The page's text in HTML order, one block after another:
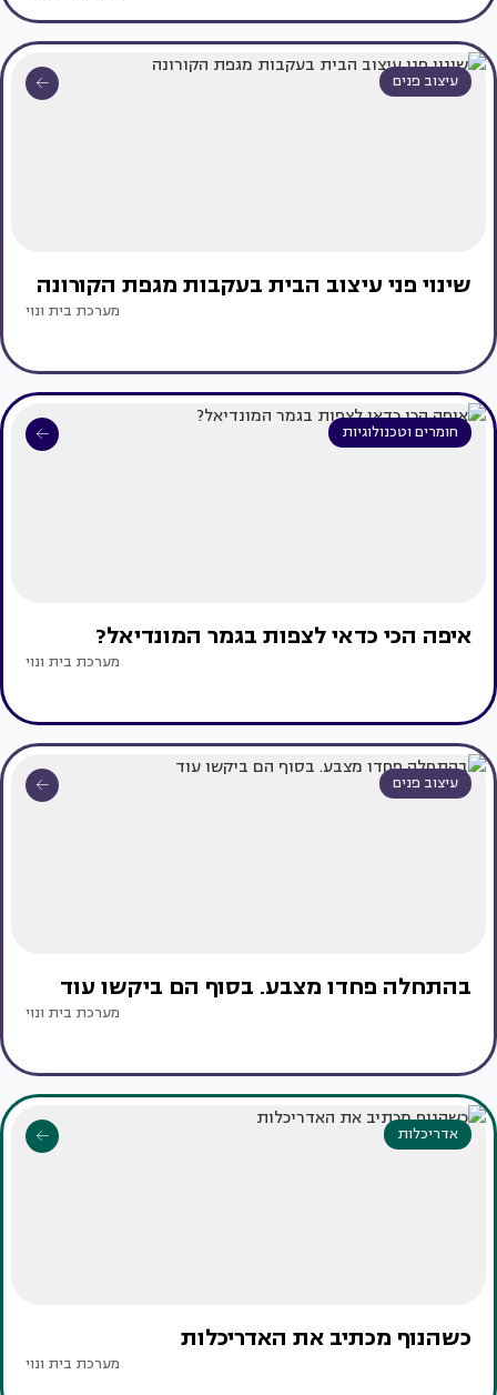
עיצוב פנים
שינוי פני עיצוב הבית בעקבות מגפת הקורונה
מערכת בית ונוי
חומרים וטכנולוגיות
איפה הכי כדאי לצפות בגמר המונדיאל?
מערכת בית ונוי
עיצוב פנים
בהתחלה פחדו מצבע. בסוף הם ביקשו עוד
מערכת בית ונוי
אדריכלות
כשהנוף מכתיב את האדריכלות
מערכת בית ונוי